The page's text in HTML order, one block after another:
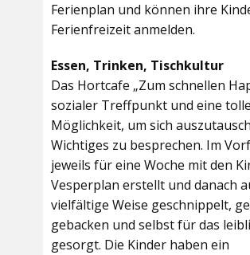
Ferienplan und können ihre
Ferienfreizeit anmelden.
Essen, Trinken, Tischkultur
Das Hortcafe „Zum schnellen
sozialer Treffpunkt und eine tolle
Möglichkeit, um sich
Wichtiges zu besprechen. Im
jeweils für eine Woche mit den
Vesperplan erstellt und danach
vielfältige Weise geschnippelt,
gebacken und selbst für das
gesorgt. Die Kinder haben ein